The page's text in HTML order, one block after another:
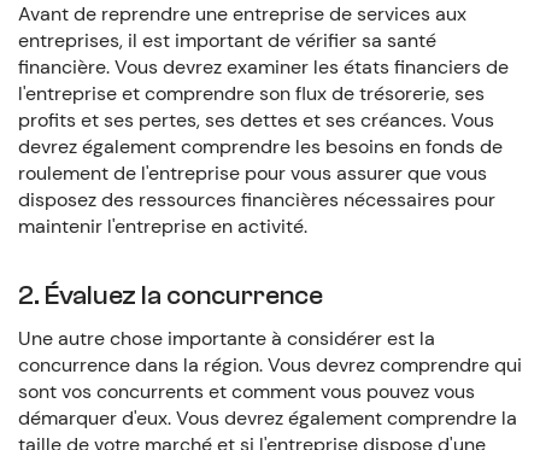
Avant de reprendre une entreprise de services aux
entreprises, il est important de vérifier sa santé
financière. Vous devrez examiner les états financiers de
l'entreprise et comprendre son flux de trésorerie, ses
profits et ses pertes, ses dettes et ses créances. Vous
devrez également comprendre les besoins en fonds de
roulement de l'entreprise pour vous assurer que vous
disposez des ressources financières nécessaires pour
maintenir l'entreprise en activité.
2. Évaluez la concurrence
Une autre chose importante à considérer est la
concurrence dans la région. Vous devrez comprendre qui
sont vos concurrents et comment vous pouvez vous
démarquer d'eux. Vous devrez également comprendre la